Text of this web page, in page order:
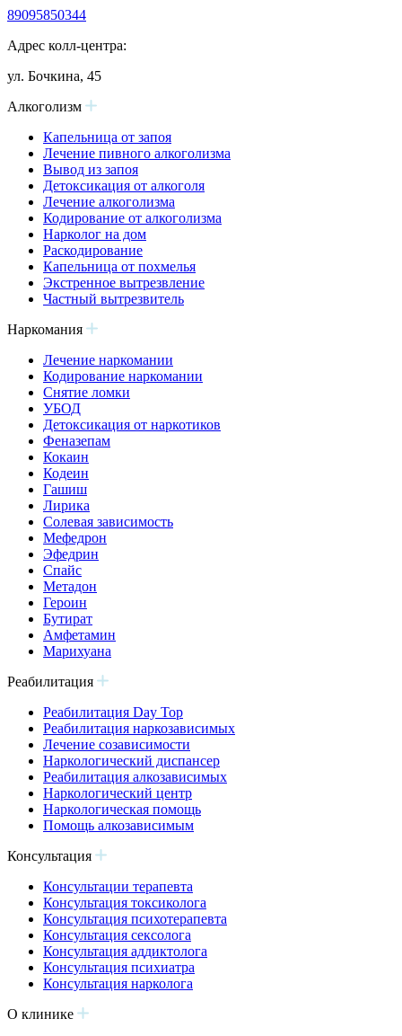
89095850344
Адрес колл-центра:
ул. Бочкина, 45
Алкоголизм
Капельница от запоя
Лечение пивного алкоголизма
Вывод из запоя
Детоксикация от алкоголя
Лечение алкоголизма
Кодирование от алкоголизма
Нарколог на дом
Раскодирование
Капельница от похмелья
Экстренное вытрезвление
Частный вытрезвитель
Наркомания
Лечение наркомании
Кодирование наркомании
Снятие ломки
УБОД
Детоксикация от наркотиков
Феназепам
Кокаин
Кодеин
Гашиш
Лирика
Солевая зависимость
Мефедрон
Эфедрин
Спайс
Метадон
Героин
Бутират
Амфетамин
Марихуана
Реабилитация
Реабилитация Day Top
Реабилитация наркозависимых
Лечение созависимости
Наркологический диспансер
Реабилитация алкозависимых
Наркологический центр
Наркологическая помощь
Помощь алкозависимым
Консультация
Консультации терапевта
Консультация токсиколога
Консультация психотерапевта
Консультация сексолога
Консультация аддиктолога
Консультация психиатра
Консультация нарколога
О клинике